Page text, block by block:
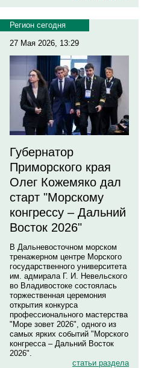
Регион сегодня
27 Мая 2026, 13:29
Губернатор
Приморского края
Олег Кожемяко дал
старт "Морскому
конгрессу – Дальний
Восток 2026"
В Дальневосточном морском
тренажерном центре Морского
государственного университета
им. адмирала Г. И. Невельского
во Владивостоке состоялась
торжественная церемония
открытия конкурса
профессионального мастерства
"Море зовет 2026", одного из
самых ярких событий "Морского
конгресса – Дальний Восток
2026".
статьи раздела